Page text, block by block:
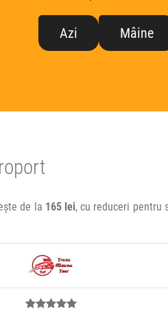
Azi Mâine
de la 165 lei, cu reduceri pentru